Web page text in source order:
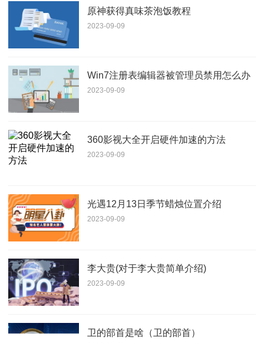
原神获得真味茶泡饭教程
2023-09-09
Win7注册表编辑器被管理员禁用怎么办
2023-09-09
360影视大全开启硬件加速的方法
2023-09-09
光遇12月13日季节蜡烛位置介绍
2023-09-09
李大贵(对于李大贵简单介绍)
2023-09-09
卫的部首是啥（卫的部首）